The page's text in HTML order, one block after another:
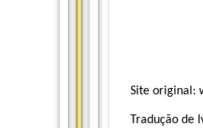
Site original:
Tradução de